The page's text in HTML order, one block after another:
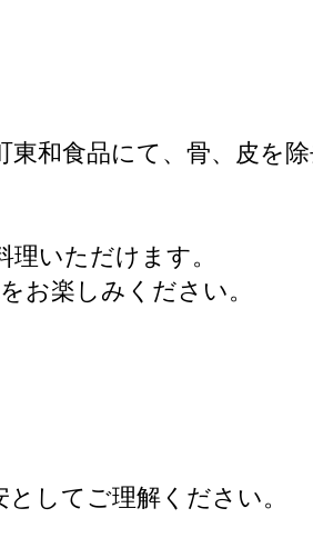
和食品にて、骨、皮を
いただけます。
お楽しみください。
してご理解ください。